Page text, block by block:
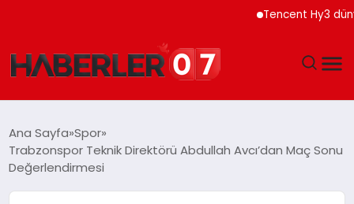
Tencent Hy3 dünya
EKONOMI
Ana Sayfa Spor
Trabzonspor Teknik Direktörü Abdullah Avcı’dan Maç Sonu
Değerlendirmesi